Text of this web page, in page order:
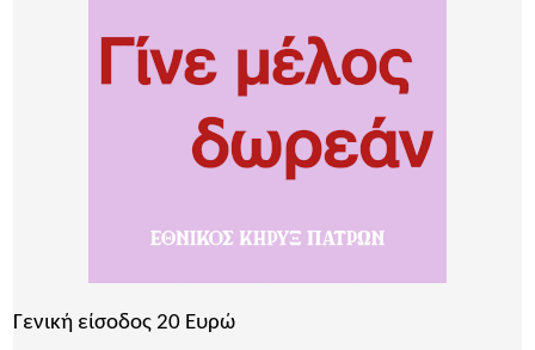
Γενική είσοδος 20 Ευρώ